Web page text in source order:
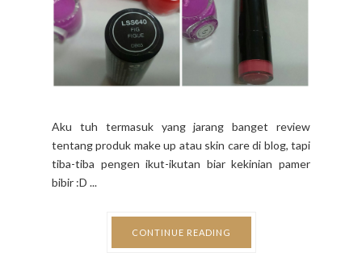
Aku tuh termasuk yang jarang banget review
tentang produk make up atau skin care di blog, tapi
tiba-tiba pengen ikut-ikutan biar kekinian pamer
bibir :D ...
CONTINUE READING